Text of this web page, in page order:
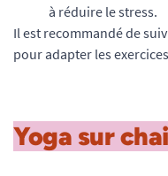
à réduire le stress.
Il est recommandé de
pour adapter les
Yoga sur